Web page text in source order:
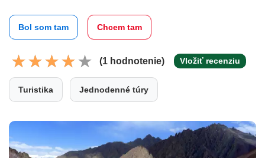
Bol som tam Chcem tam
(1 hodnotenie) Vložiť recenziu
Turistika Jednodenné túry